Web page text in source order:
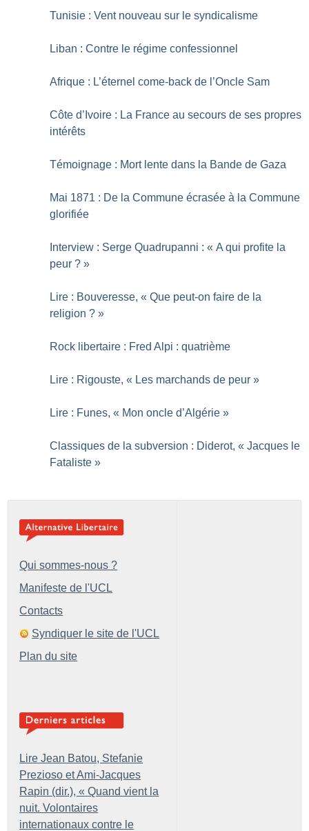
Tunisie : Vent nouveau sur le syndicalisme
Liban : Contre le régime confessionnel
Afrique : L’éternel come-back de l’Oncle Sam
Côte d’Ivoire : La France au secours de ses propres
intérêts
Témoignage : Mort lente dans la Bande de Gaza
Mai 1871 : De la Commune écrasée à la Commune
glorifiée
Interview : Serge Quadrupanni : « A qui profite la
peur ? »
Lire : Bouveresse, « Que peut-on faire de la
religion ? »
Rock libertaire : Fred Alpi : quatrième
Lire : Rigouste, « Les marchands de peur »
Lire : Funes, « Mon oncle d’Algérie »
Classiques de la subversion : Diderot, « Jacques le
Fataliste »
Qui sommes-nous ?
Manifeste de l'UCL
Contacts
Syndiquer le site de l'UCL
Plan du site
Lire Jean Batou, Stefanie
Prezioso et Ami-Jacques
Rapin (dir.), « Quand vient la
nuit. Volontaires
internationaux contre le